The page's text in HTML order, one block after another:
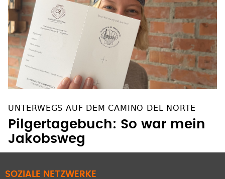
UNTERWEGS AUF DEM CAMINO DEL NORTE
Pilgertagebuch: So war mein
Jakobsweg
SOZIALE NETZWERKE